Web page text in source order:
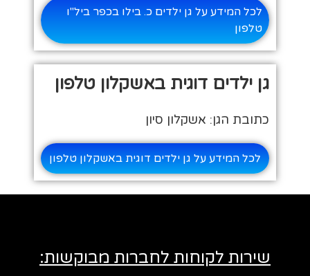
לכל המידע על גן ילדים כ. בילו בכפר ביל"ו
טלפון
גן ילדים דוגית באשקלון טלפון
כתובת הגן: אשקלון סיון
לכל המידע על גן ילדים דוגית באשקלון טלפון
שירות לקוחות לחברות מבוקשות: